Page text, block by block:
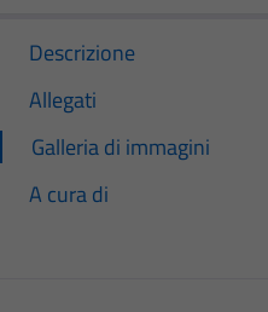
Descrizione
Allegati
Galleria di immagini
A cura di